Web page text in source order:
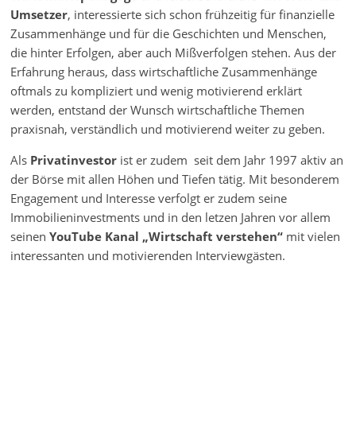
Umsetzer, interessierte sich schon frühzeitig für finanzielle
Zusammenhänge und für die Geschichten und Menschen,
die hinter Erfolgen, aber auch Mißverfolgen stehen. Aus der
Erfahrung heraus, dass wirtschaftliche Zusammenhänge
oftmals zu kompliziert und wenig motivierend erklärt
werden, entstand der Wunsch wirtschaftliche Themen
praxisnah, verständlich und motivierend weiter zu geben.
Als Privatinvestor ist er zudem seit dem Jahr 1997 aktiv an
der Börse mit allen Höhen und Tiefen tätig. Mit besonderem
Engagement und Interesse verfolgt er zudem seine
Immobilieninvestments und in den letzen Jahren vor allem
seinenYouTube Kanal „Wirtschaft verstehen“ mit vielen
interessanten und motivierenden Interviewgästen.